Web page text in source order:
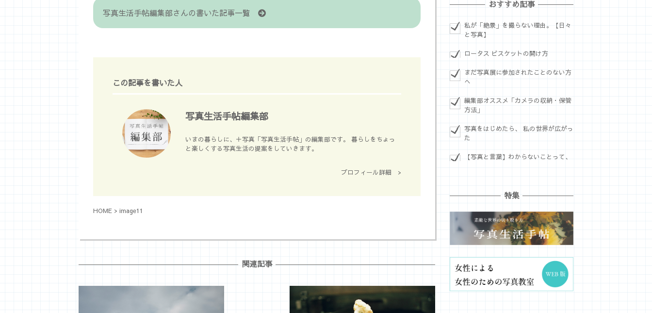
写真生活手帖編集部さんの書いた記事一覧
この記事を書いた人
写真生活手帖編集部
いまの暮らしに、＋写真「写真生活手帖」の編集部です。 暮らしをちょっ
と楽しくする写真生活の提案をしていきます。
プロフィール詳細 >
HOME > image11
関連記事
おすすめ記事
私が「絶景」を撮らない理由。【日々
と写真】
ロータス ビスケットの開け方
まだ写真展に参加されたことのない方
へ
編集部オススメ「カメラの収納・保管
方法」
写真をはじめたら、 私の世界が広がっ
た
【写真と言葉】わからないことって、
特集